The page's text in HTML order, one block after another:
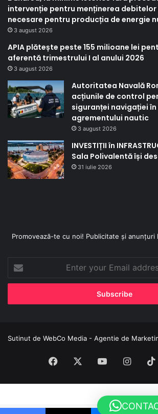
intervenție pentru menținerea debitelor
necesare pentru producția de energie
3 august 2026
APIA plătește peste 155 milioane lei
aferentă trimestrului I al anului 2026
3 august 2026
Autoritatea Navală
acțiunile de control
siguranței navigației
agrementului nautic
3 august 2026
INVESTIȚII în
Sala Polivalentă își
31 iulie 2026
Promovează-te cu noi! Publicitate și anunțuri
your
Email
Sutinut de WebCo Media - Agentie de
Facebook YouTube